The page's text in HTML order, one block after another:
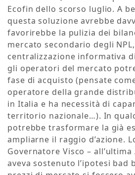
Ecofin dello scorso luglio. A
questa soluzione avrebbe
favorirebbe la pulizia dei
mercato secondario degli
centralizzazione informativa
gli operatori del mercato
fase di acquisto (pensate
operatore della grande
in Italia e ha necessità di
territorio nazionale…). In
potrebbe trasformare la già
ampliarne il raggio d’azione.
Governatore Visco – all’ultima
aveva sostenuto l’ipotesi bad